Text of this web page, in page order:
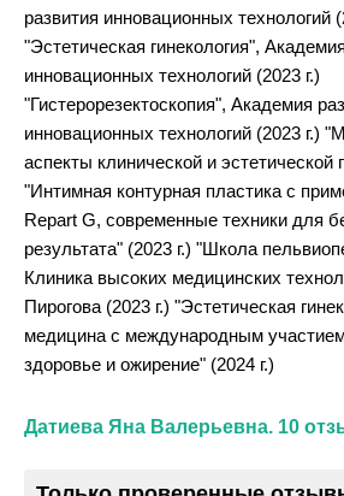
развития инновационных технологий
"Эстетическая гинекология",
инновационных технологий (2023 г.)
"Гистерорезектоскопия", Академия
инновационных технологий (2023 г.)
аспекты клинической и эстетической
"Интимная контурная пластика с
Repart G, современные техники для
результата" (2023 г.) "Школа
Клиника высоких медицинских
Пирогова (2023 г.) "Эстетическая
медицина с международным
здоровье и ожирение" (2024 г.)
Датиева Яна Валерьевна. 10